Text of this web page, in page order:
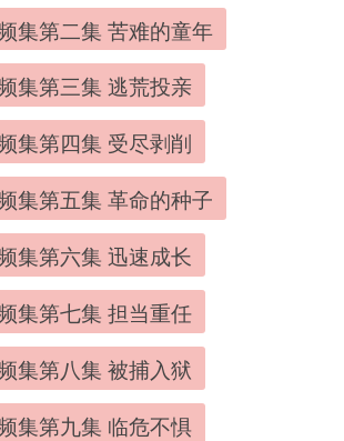
集第二集 苦难的童年
集第三集 逃荒投亲
集第四集 受尽剥削
集第五集 革命的种子
集第六集 迅速成长
集第七集 担当重任
集第八集 被捕入狱
集第九集 临危不惧